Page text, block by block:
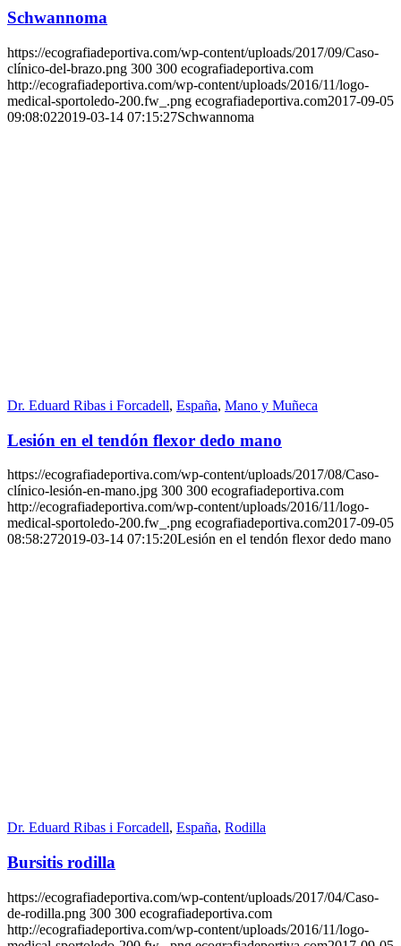
Schwannoma
https://ecografiadeportiva.com/wp-content/uploads/2017/09/Caso-
clínico-del-brazo.png 300 300 ecografiadeportiva.com
http://ecografiadeportiva.com/wp-content/uploads/2016/11/logo-
medical-sportoledo-200.fw_.png ecografiadeportiva.com2017-09-05
09:08:022019-03-14 07:15:27Schwannoma
Dr. Eduard Ribas i Forcadell, España, Mano y Muñeca
Lesión en el tendón flexor dedo mano
https://ecografiadeportiva.com/wp-content/uploads/2017/08/Caso-
clínico-lesión-en-mano.jpg 300 300 ecografiadeportiva.com
http://ecografiadeportiva.com/wp-content/uploads/2016/11/logo-
medical-sportoledo-200.fw_.png ecografiadeportiva.com2017-09-05
08:58:272019-03-14 07:15:20Lesión en el tendón flexor dedo mano
Dr. Eduard Ribas i Forcadell, España, Rodilla
Bursitis rodilla
https://ecografiadeportiva.com/wp-content/uploads/2017/04/Caso-
de-rodilla.png 300 300 ecografiadeportiva.com
http://ecografiadeportiva.com/wp-content/uploads/2016/11/logo-